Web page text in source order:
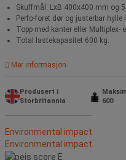
Skuffmål: LxB 400x400 mm og
Perfo-foret dør og justerbar hylle
Topp med kanter eller Multiplex-
Total lastekapasitet 600 kg.
Mer informasjon
Produsert i
Storbritannia
600
Environmental impact
Environmental impact